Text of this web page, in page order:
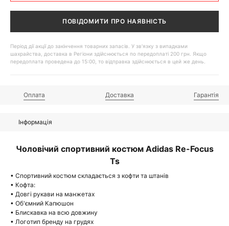
ПОВІДОМИТИ ПРО НАЯВНІСТЬ
Період дії акції до закінчення товарних запасів. У зв'язку з випадками
шахрайства, доставка в Регіони здійснюється по передоплаті 200 грн. Якщо
передоплата проведена до 15:00, то відправка здійснюється в цей же день.
Оплата Доставка Гарантія
Інформація
Чоловічий спортивний костюм Adidas Re-Focus
Ts
• Спортивний костюм складається з кофти та штанів
• Кофта:
• Довгі рукави на манжетах
• Об'ємний Капюшон
• Блискавка на всю довжину
• Логотип бренду на грудях